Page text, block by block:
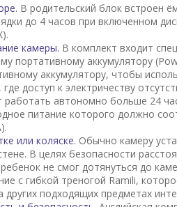
В родительский блок встроен
до 4 часов при включенном
камеры. В комплект входит
портативному аккумулятору
аккумулятору, чтобы
доступ к электричеству
работать автономно больше 24
питание которого должно
или коляске. Обычно камеру
В целях безопасности
не смог дотянуться до
с гибкой треногой Ramili,
подходящих предметах